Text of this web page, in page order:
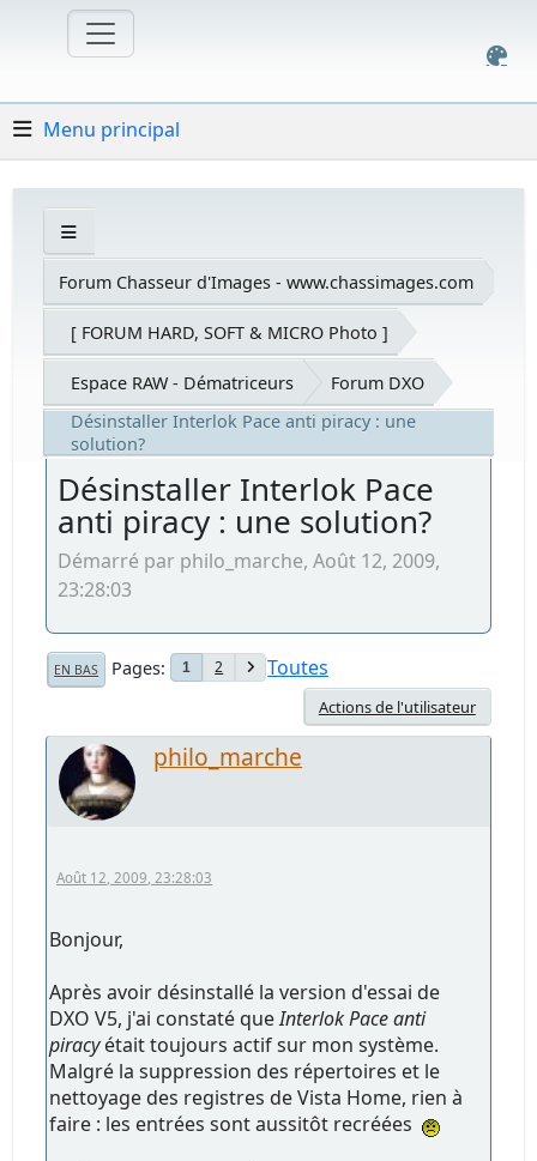
Menu principal
Forum Chasseur d'Images - www.chassimages.com
[ FORUM HARD, SOFT & MICRO Photo ]
Espace RAW - Dématriceurs
Forum DXO
Désinstaller Interlok Pace anti piracy : une
solution?
Désinstaller Interlok Pace
anti piracy : une solution?
Démarré par philo_marche, Août 12, 2009,
23:28:03
EN BAS Pages 1 2 Toutes
Actions de l'utilisateur
philo_marche
Août 12, 2009, 23:28:03
Bonjour,
Après avoir désinstallé la version d'essai de
DXO V5, j'ai constaté queInterlok Pace anti
piracyétait toujours actif sur mon système.
Malgré la suppression des répertoires et le
nettoyage des registres de Vista Home, rien à
faire : les entrées sont aussitôt recréées